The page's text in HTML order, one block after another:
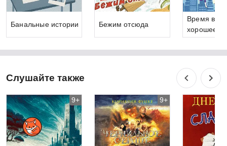
Банальные истории Бежим отсюда
Время
хорошее
Слушайте также
9+ 9+